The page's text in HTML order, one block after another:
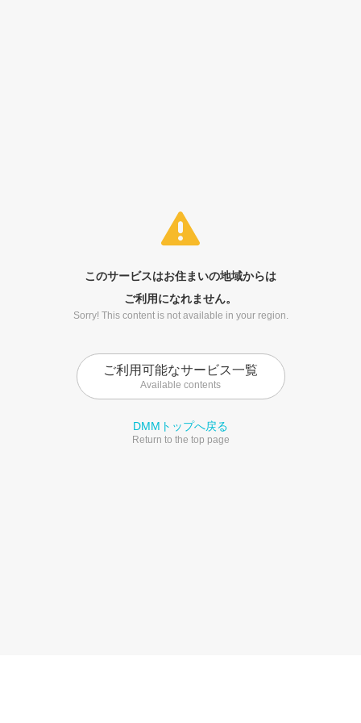
このサービスはお住まいの地域からは
ご利用になれません。
Sorry! This content is not available in your region.
ご利用可能なサービス一覧
Available contents
DMMトップへ戻る
Return to the top page